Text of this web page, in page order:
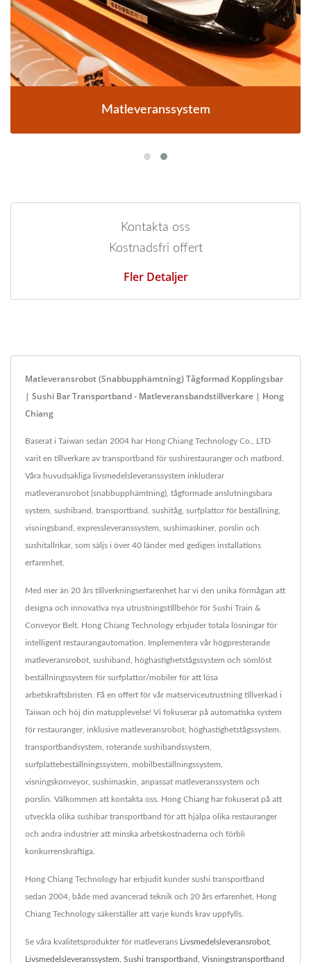
Matleveranssystem
Kontakta oss
Kostnadsfri offert
Fler Detaljer
Matleveransrobot (Snabbupphämtning) Tågformad Kopplingsbar
| Sushi Bar Transportband - Matleveransbandstillverkare | Hong
Chiang
Baserat i Taiwan sedan 2004 har Hong Chiang Technology Co., LTD
varit en tillverkare av transportband för sushirestauranger och matbord.
Våra huvudsakliga livsmedelsleveranssystem inkluderar
matleveransrobot (snabbupphämtning), tågformade anslutningsbara
system, sushiband, transportband, sushitåg, surfplattor för beställning,
visningsband, expressleveranssystem, sushimaskiner, porslin och
sushitallrikar, som säljs i över 40 länder med gedigen installations
erfarenhet.
Med mer än 20 års tillverkningserfarenhet har vi den unika förmågan att
designa och innovativa nya utrustningstillbehör för Sushi Train &
Conveyor Belt. Hong Chiang Technology erbjuder totala lösningar för
intelligent restaurangautomation. Implementera vår högpresterande
matleveransrobot, sushiband, höghastighetstågssystem och sömlöst
beställningssystem för surfplattor/mobiler för att lösa
arbetskraftsbristen. Få en offert för vår matserviceutrustning tillverkad i
Taiwan och höj din matupplevelse! Vi fokuserar på automatiska system
för restauranger, inklusive matleveransrobot, höghastighetstågssystem,
transportbandsystem, roterande sushibandssystem,
surfplattebeställningssystem, mobilbeställningssystem,
visningskonveyor, sushimaskin, anpassat matleveranssystem och
porslin. Välkommen att kontakta oss. Hong Chiang har fokuserat på att
utveckla olika sushibar transportband för att hjälpa olika restauranger
och andra industrier att minska arbetskostnaderna och förbli
konkurrenskraftiga.
Hong Chiang Technology har erbjudit kunder sushi transportband
sedan 2004, både med avancerad teknik och 20 års erfarenhet, Hong
Chiang Technology säkerställer att varje kunds krav uppfylls.
Se våra kvalitetsprodukter för matleverans Livsmedelsleveransrobot
Livsmedelsleveranssystem Sushi transportband Visningstransportband